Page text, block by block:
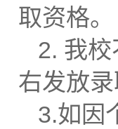
取资格。
2. 我
右发放录
3.如因